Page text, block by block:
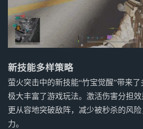
新技能多样策略
萤火突击中的新技能“竹宝觉醒”带来了
极大丰富了游戏玩法。激活伤害分担
更从容地突破敌阵，减少被秒杀的风
力。